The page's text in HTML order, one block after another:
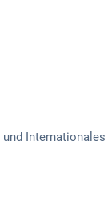
und Internationales